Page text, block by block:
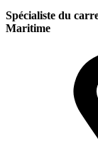
Spécialiste du
Maritime